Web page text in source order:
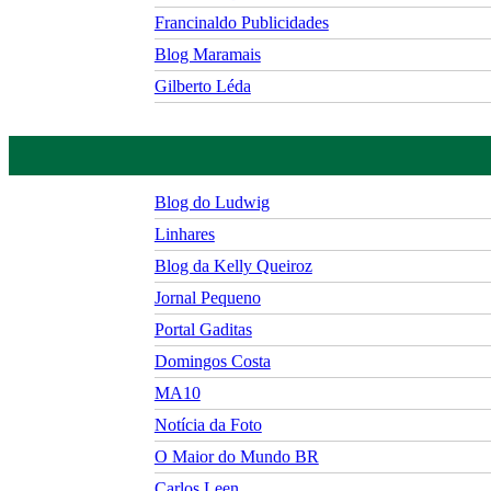
Francinaldo Publicidades
Blog Maramais
Gilberto Léda
Blog do Ludwig
Linhares
Blog da Kelly Queiroz
Jornal Pequeno
Portal Gaditas
Domingos Costa
MA10
Notícia da Foto
O Maior do Mundo BR